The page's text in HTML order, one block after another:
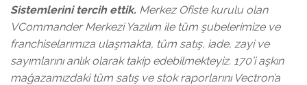
Sistemlerini tercih ettik. Merkez Ofiste kurulu olan
VCommander Merkezi Yazılım ile tüm şubelerimize ve
franchiselarımıza ulaşmakta, tüm satış, iade, zayi ve
sayımlarını anlık olarak takip edebilmekteyiz. 170’i aşkın
mağazamızdaki tüm satış ve stok raporlarını Vectron’a